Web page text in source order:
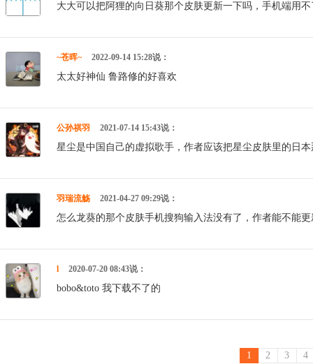
大大可以把阿狸的向日葵那个皮肤更新一下吗，手机端用
~苍晖~ 2022-09-14 15:28说：
太太好神仙 鲁路修的好喜欢
公孙祺羽 2021-07-14 15:43说：
星尘是中国自己的虚拟歌手，作者应该把星尘皮肤里的日
羽瑞流觞 2021-04-27 09:29说：
怎么龙葵的那个皮肤手机搜狗输入法没有了，作者能不能
l 2020-07-20 08:43说：
bobo&toto 我下载不了的
1 2 3 4